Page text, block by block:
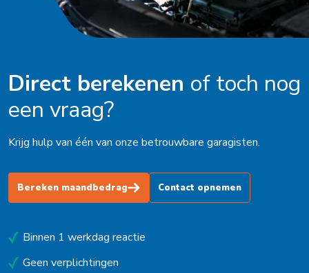
Direct berekenen of toch nog
een vraag?
Krijg hulp van één van onze betrouwbare garagisten.
Bereken maandbedrag Contact opnemen
Binnen 1 werkdag reactie
Geen verplichtingen